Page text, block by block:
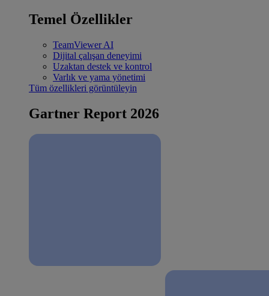
Temel Özellikler
TeamViewer AI
Dijital çalışan deneyimi
Uzaktan destek ve kontrol
Varlık ve yama yönetimi
Tüm özellikleri görüntüleyin
Gartner Report 2026